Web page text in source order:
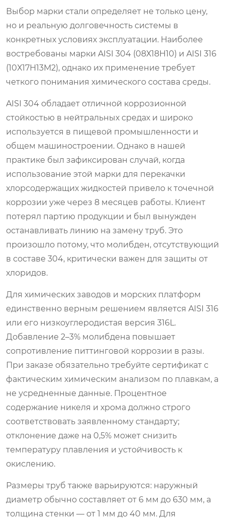
Выбор марки стали определяет не только цену,
но и реальную долговечность системы в
конкретных условиях эксплуатации. Наиболее
востребованы марки AISI 304 (08Х18Н10) и AISI 316
(10Х17Н13М2), однако их применение требует
четкого понимания химического состава среды.
AISI 304 обладает отличной коррозионной
стойкостью в нейтральных средах и широко
используется в пищевой промышленности и
общем машиностроении. Однако в нашей
практике был зафиксирован случай, когда
использование этой марки для перекачки
хлорсодержащих жидкостей привело к точечной
коррозии уже через 8 месяцев работы. Клиент
потерял партию продукции и был вынужден
останавливать линию на замену труб. Это
произошло потому, что молибден, отсутствующий
в составе 304, критически важен для защиты от
хлоридов.
Для химических заводов и морских платформ
единственно верным решением является AISI 316
или его низкоуглеродистая версия 316L.
Добавление 2–3% молибдена повышает
сопротивление питтинговой коррозии в разы.
При заказе обязательно требуйте сертификат с
фактическим химическим анализом по плавкам, а
не усредненные данные. Процентное
содержание никеля и хрома должно строго
соответствовать заявленному стандарту;
отклонение даже на 0,5% может снизить
температуру плавления и устойчивость к
окислению.
Размеры труб также варьируются: наружный
диаметр обычно составляет от 6 мм до 630 мм, а
толщина стенки — от 1 мм до 40 мм. Для